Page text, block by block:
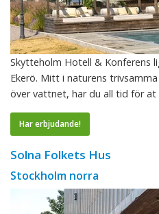
Skytteholm Hotell & Konferens
Ekerö. Mitt i naturens
över vattnet, har du all tid för at
Har erbjudande!
Solna Folkets Hus
Stockholm norra